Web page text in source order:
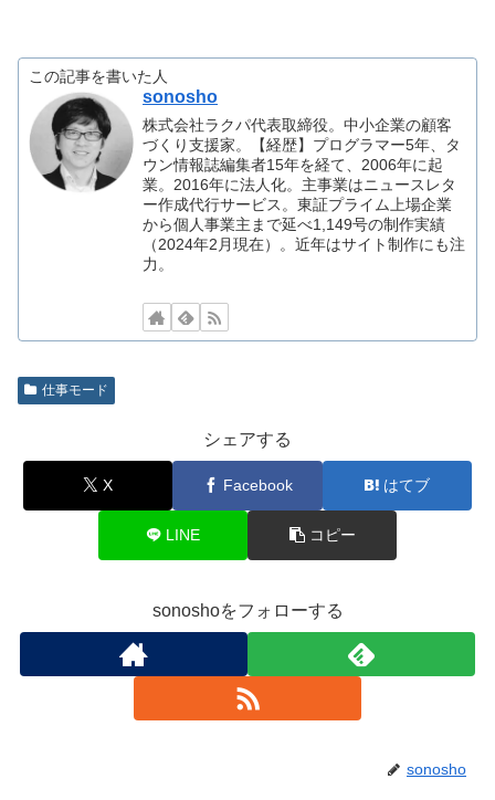
この記事を書いた人
sonosho
株式会社ラクパ代表取締役。中小企業の顧客
づくり支援家。【経歴】プログラマー5年、タ
ウン情報誌編集者15年を経て、2006年に起
業。2016年に法人化。主事業はニュースレタ
ー作成代行サービス。東証プライム上場企業
から個人事業主まで延べ1,149号の制作実績
（2024年2月現在）。近年はサイト制作にも注
力。
仕事モード
シェアする
X Facebook はてブ
LINE コピー
sonoshoをフォローする
sonosho